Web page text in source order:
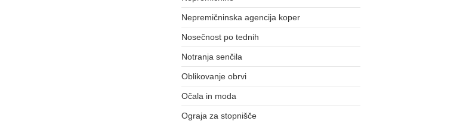
Nepremičninska agencija koper
Nosečnost po tednih
Notranja senčila
Oblikovanje obrvi
Očala in moda
Ograja za stopnišče